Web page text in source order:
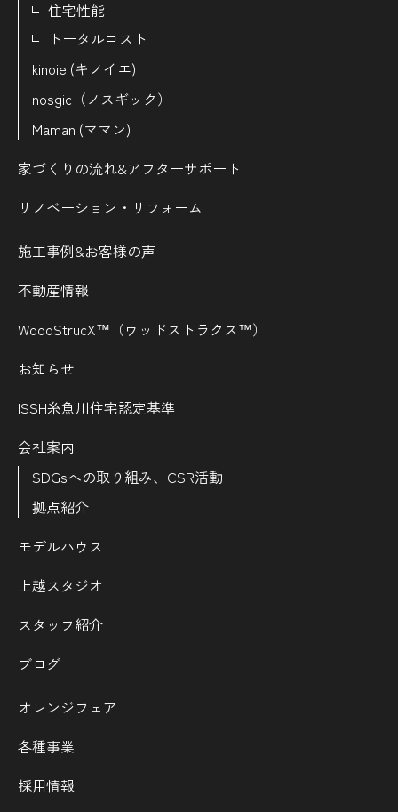
住宅性能
トータルコスト
kinoie (キノイエ)
nosgic（ノスギック）
Maman (ママン)
家づくりの流れ&アフターサポート
リノベーション・リフォーム
施工事例&お客様の声
不動産情報
WoodStrucX™（ウッドストラクス™）
お知らせ
ISSH糸魚川住宅認定基準
会社案内
SDGsへの取り組み、CSR活動
拠点紹介
モデルハウス
上越スタジオ
スタッフ紹介
ブログ
オレンジフェア
各種事業
採用情報